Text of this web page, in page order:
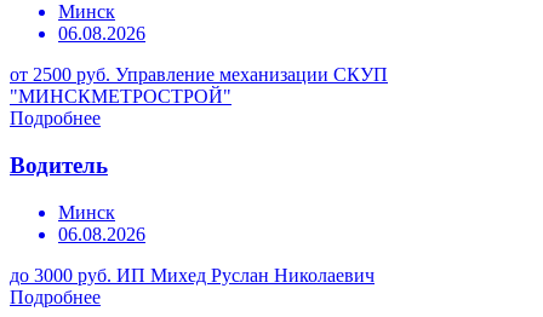
Минск
06.08.2026
от 2500 руб. Управление механизации СКУП
"МИНСКМЕТРОСТРОЙ"
Подробнее
Водитель
Минск
06.08.2026
до 3000 руб. ИП Михед Руслан Николаевич
Подробнее